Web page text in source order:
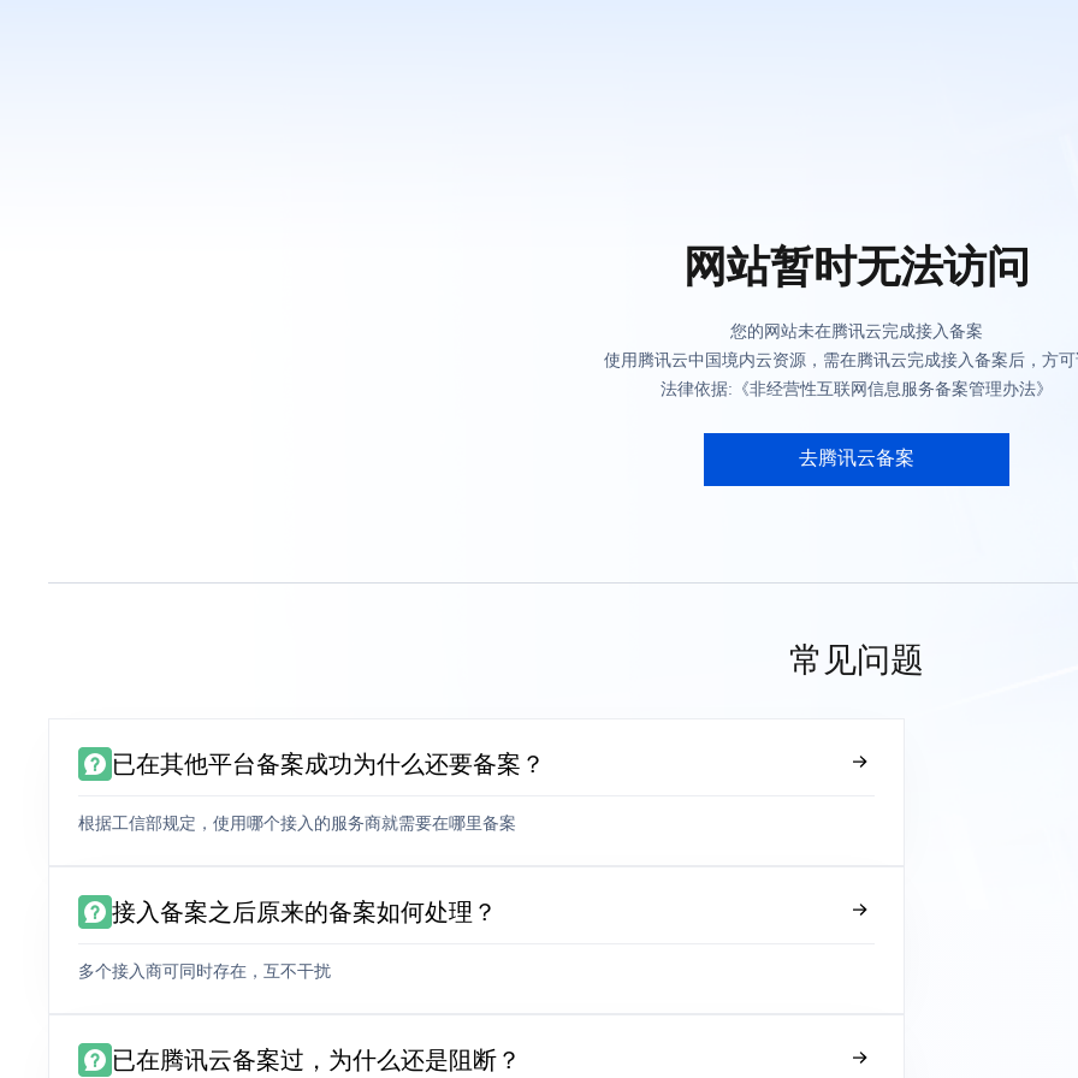
网站暂时无法访问
您的网站未在腾讯云完成接入备案
使用腾讯云中国境内云资源，需在腾讯云完成接入备案后，方
法律依据:《非经营性互联网信息服务备案管理办法》
去腾讯云备案
常见问题
已在其他平台备案成功为什么还要备案？
根据工信部规定，使用哪个接入的服务商就需要在哪里备案
接入备案之后原来的备案如何处理？
多个接入商可同时存在，互不干扰
已在腾讯云备案过，为什么还是阻断？